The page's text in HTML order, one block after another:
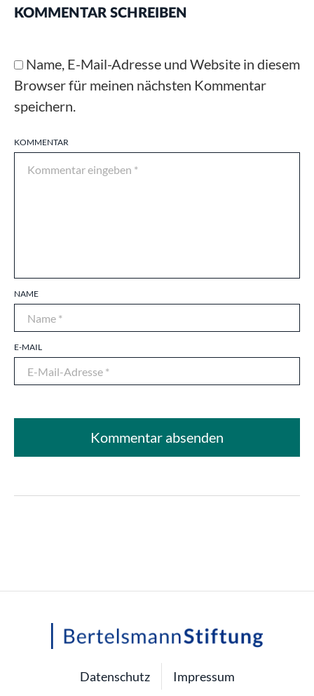
KOMMENTAR SCHREIBEN
KOMMENTAR
NAME
E-MAIL
Name, E-Mail-Adresse und Website in diesem
Browser für meinen nächsten Kommentar
speichern.
Datenschutz Impressum